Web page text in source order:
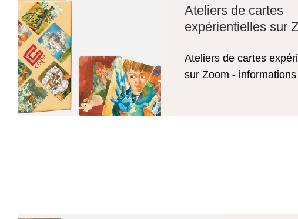
Ateliers de cartes
expérientielles sur
Ateliers de cartes
sur Zoom -